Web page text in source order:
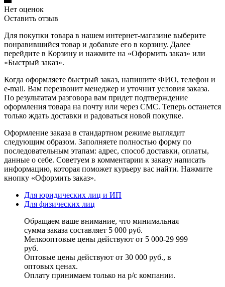
Нет оценок
Оставить отзыв
Для покупки товара в нашем интернет-магазине выберите
понравившийся товар и добавьте его в корзину. Далее
перейдите в Корзину и нажмите на «Оформить заказ» или
«Быстрый заказ».
Когда оформляете быстрый заказ, напишите ФИО, телефон и
e-mail. Вам перезвонит менеджер и уточнит условия заказа.
По результатам разговора вам придет подтверждение
оформления товара на почту или через СМС. Теперь останется
только ждать доставки и радоваться новой покупке.
Оформление заказа в стандартном режиме выглядит
следующим образом. Заполняете полностью форму по
последовательным этапам: адрес, способ доставки, оплаты,
данные о себе. Советуем в комментарии к заказу написать
информацию, которая поможет курьеру вас найти. Нажмите
кнопку «Оформить заказ».
Для юридических лиц и ИП
Для физических лиц
Обращаем ваше внимание, что минимальная
сумма заказа составляет 5 000 руб.
Мелкооптовые цены действуют от 5 000-29 999
руб.
Оптовые цены действуют от 30 000 руб., в
оптовых ценах.
Оплату принимаем только на р/с компании.